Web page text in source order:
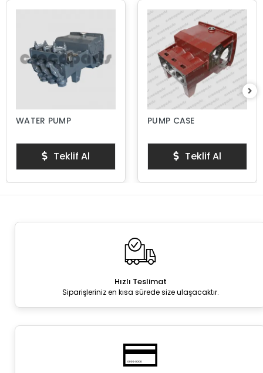
WATER PUMP
Teklif Al
PUMP CASE
Teklif Al
Hızlı Teslimat
Siparişleriniz en kısa sürede size ulaşacaktır.